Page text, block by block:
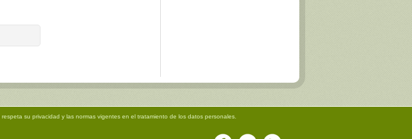
respeta su privacidad y las normas vigentes en el tratamiento de los datos personales.